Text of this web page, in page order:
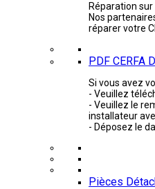
Réparation
Nos
réparer votre
PDF CERFA
Si vous avez
- Veuillez
- Veuillez le
installateur
- Déposez le
Pièces